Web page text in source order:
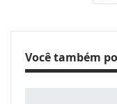
Você também